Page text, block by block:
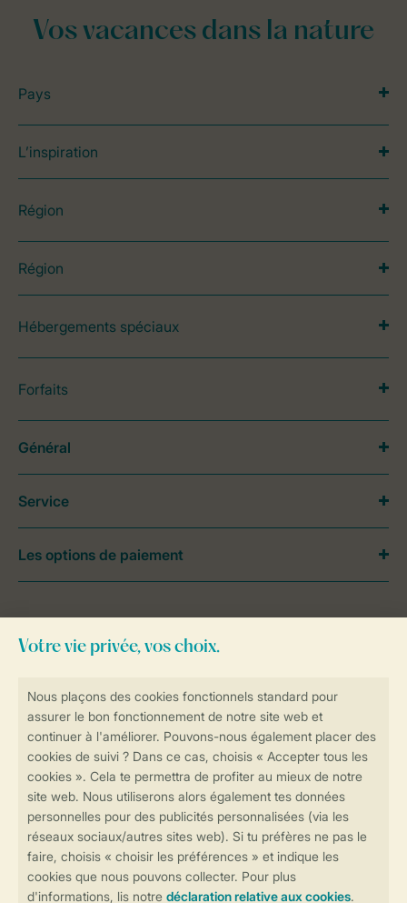
Réservations en ligne rapides et sécurisées
Transmission sécurisée des données
Paiement sécurisé
Vos vacances dans la nature
Pays
L’inspiration
Région
Région
Hébergements spéciaux
Forfaits
contactez notreContact Center.
Général
Service
Les options de paiement